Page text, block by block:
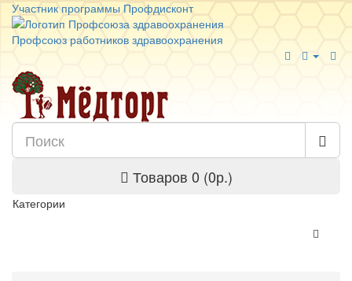
Участник программы Профдисконт
Профсоюз работников здравоохранения
Товаров 0 (0р.)
Категории